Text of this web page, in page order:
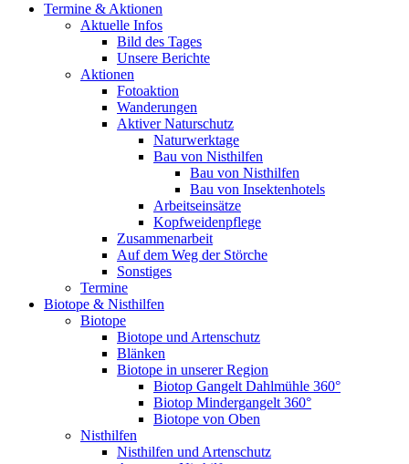
Termine & Aktionen
Aktuelle Infos
Bild des Tages
Unsere Berichte
Aktionen
Fotoaktion
Wanderungen
Aktiver Naturschutz
Naturwerktage
Bau von Nisthilfen
Bau von Nisthilfen
Bau von Insektenhotels
Arbeitseinsätze
Kopfweidenpflege
Zusammenarbeit
Auf dem Weg der Störche
Sonstiges
Termine
Biotope & Nisthilfen
Biotope
Biotope und Artenschutz
Blänken
Biotope in unserer Region
Biotop Gangelt Dahlmühle 360°
Biotop Mindergangelt 360°
Biotope von Oben
Nisthilfen
Nisthilfen und Artenschutz